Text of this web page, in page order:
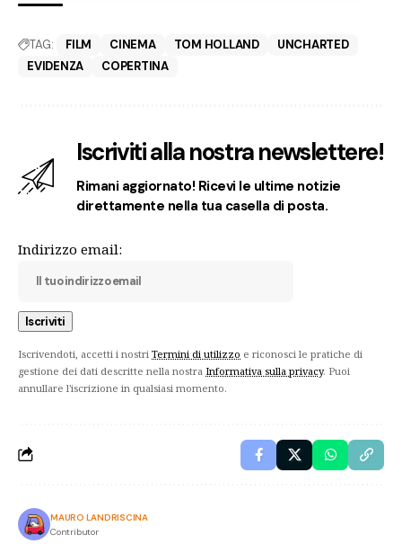
TAG: FILM CINEMA TOM HOLLAND
UNCHARTED
EVIDENZA
COPERTINA
Iscriviti alla nostra newslettere!
Rimani aggiornato! Ricevi le ultime notizie
direttamente nella tua casella di posta.
Indirizzo email:
Iscrivendoti, accetti i nostri Termini di utilizzo e riconosci le pratiche di
gestione dei dati descritte nella nostra Informativa sulla privacy. Puoi
annullare l'iscrizione in qualsiasi momento.
MAURO LANDRISCINA
Contributor